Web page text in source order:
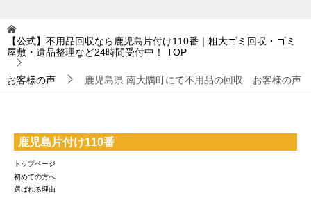
【公式】不用品回収なら鹿児島片付け110番｜粗大ゴミ回収・ゴミ
屋敷・遺品整理など24時間受付中！
TOP
お客様の声 鹿児島県 南大隅町にて不用品の回収 お客様の声
鹿児島片付け110番
トップページ
初めての方へ
選ばれる理由